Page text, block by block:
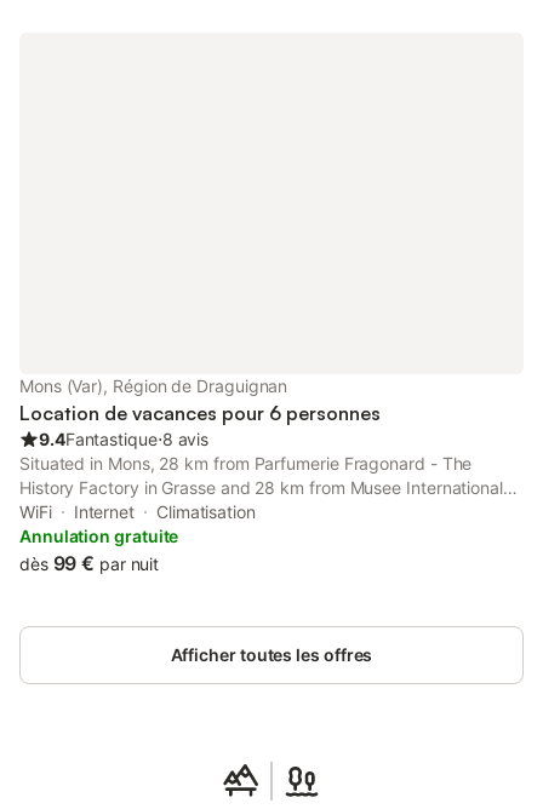
Mons (Var), Région de Draguignan
Location de vacances pour 6 personnes
9.4Fantastique⋅8 avis
Situated in Mons, 28 km from Parfumerie Fragonard - The
History Factory in Grasse and 28 km from Musee International
de la Parfumerie, Maison en pierres rénovée La Bergerie MONS
83 offers a garden and air conditioning.
WiFi Internet
Climatisation
Annulation gratuite
dès 99 € par nuit
Afficher toutes les offres